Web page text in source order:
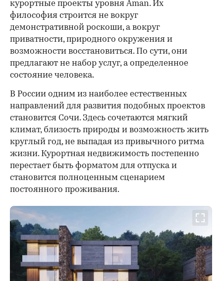
курортные проекты уровня Aman. Их
философия строится не вокруг
демонстративной роскоши, а вокруг
приватности, природного окружения и
возможности восстановиться. По сути, они
предлагают не набор услуг, а определенное
состояние человека.
В России одним из наиболее естественных
направлений для развития подобных проектов
становится Сочи. Здесь сочетаются мягкий
климат, близость природы и возможность жить
круглый год, не выпадая из привычного ритма
жизни. Курортная недвижимость постепенно
перестает быть форматом для отпуска и
становится полноценным сценарием
постоянного проживания.